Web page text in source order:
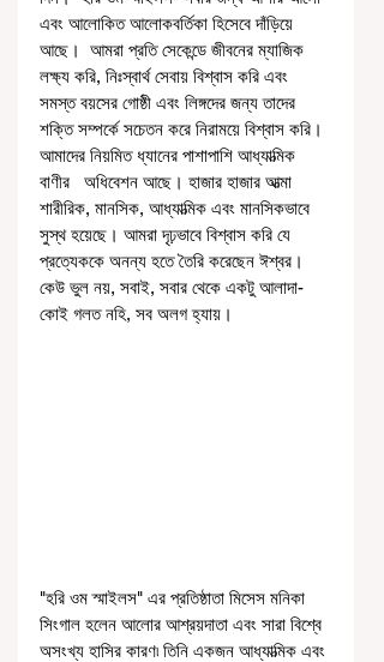
এবং আলোকিত আলোকবর্তিকা হিসেবে দাঁড়িয়ে
আছে।  আমরা প্রতি সেকেন্ডে জীবনের ম্যাজিক
লক্ষ্য করি, নিঃস্বার্থ সেবায় বিশ্বাস করি এবং
সমস্ত বয়সের গোষ্ঠী এবং লিঙ্গদের জন্য তাদের
শক্তি সম্পর্কে সচেতন করে নিরাময়ে বিশ্বাস করি।
আমাদের নিয়মিত ধ্যানের পাশাপাশি আধ্যাত্মিক
বাণীর   অধিবেশন আছে। হাজার হাজার আত্মা
শারীরিক, মানসিক, আধ্যাত্মিক এবং মানসিকভাবে
সুস্থ হয়েছে। আমরা দৃঢ়ভাবে বিশ্বাস করি যে
প্রত্যেককে অনন্য হতে তৈরি করেছেন ঈশ্বর।
কেউ ভুল নয়, সবাই, সবার থেকে একটু আলাদা-
কোই গলত নহি, সব অলগ হ্যায়।
"হরি ওম স্মাইলস" এর প্রতিষ্ঠাতা মিসেস মনিকা
সিংগাল হলেন আলোর আশ্রয়দাতা এবং সারা বিশ্বে
অসংখ্য হাসির কারণ৷ তিনি একজন আধ্যাত্মিক এবং